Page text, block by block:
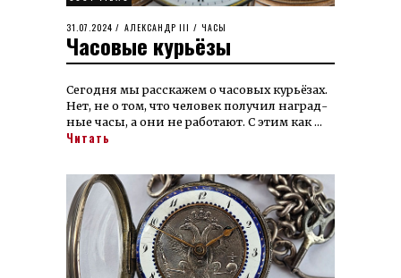
POSTED
ON
31.07.2024 23.07.2025
АЛЕКСАНДР III / ЧАСЫ
Часовые курьёзы
Сегодня мы расскажем о часовых курьёзах.
Нет, не о том, что человек получил наград­
ные часы, а они не работают. С этим как …
Читать